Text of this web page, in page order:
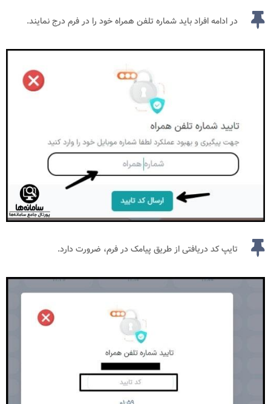
در ادامه افراد باید شماره تلفن همراه خود را در فرم درج نمایند.
تایپ کد دریافتی از طریق پیامک در فرم، ضرورت دارد.